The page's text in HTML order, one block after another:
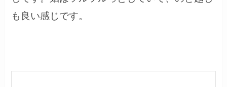
も良い感じです。